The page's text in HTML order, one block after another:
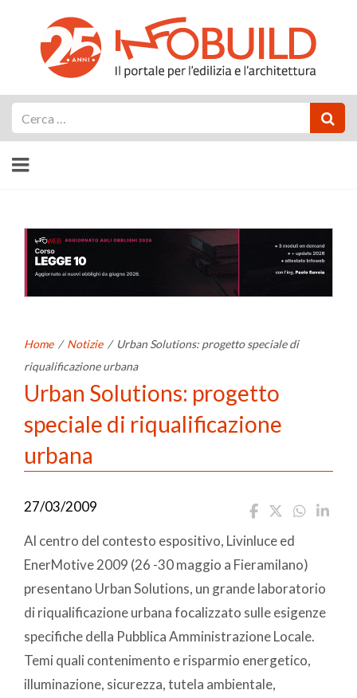
Home / Notizie / Urban Solutions: progetto speciale di
riqualificazione urbana
Urban Solutions: progetto
speciale di riqualificazione
urbana
27/03/2009
Al centro del contesto espositivo, Livinluce ed
EnerMotive 2009 (26 -30 maggio a Fieramilano)
presentano Urban Solutions, un grande laboratorio
di riqualificazione urbana focalizzato sulle esigenze
specifiche della Pubblica Amministrazione Locale.
Temi quali contenimento e risparmio energetico,
illuminazione, sicurezza, tutela ambientale,